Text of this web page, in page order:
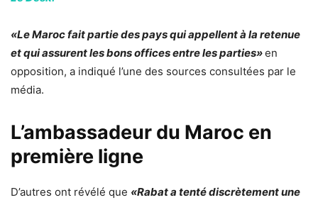
«Le Maroc fait partie des pays qui appellent à la retenue
et qui assurent les bons offices entre les parties»en
opposition, a indiqué l’une des sources consultées par le
média.
L’ambassadeur du Maroc en
première ligne
D’autres ont révélé que «Rabat a tenté discrètement une